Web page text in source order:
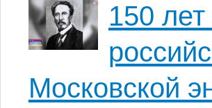
150
Московской